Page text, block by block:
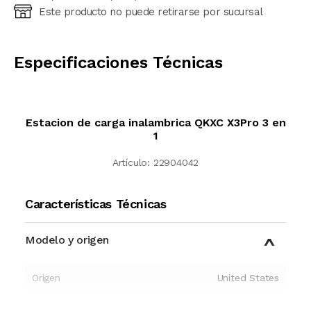
Ingresá código postal (sólo números)
Este producto no puede retirarse por sucursal
Especificaciones Técnicas
Estacion de carga inalambrica QKXC X3Pro 3 en
1
Artículo: 22904042
Características Técnicas
Modelo y origen
Origen United States